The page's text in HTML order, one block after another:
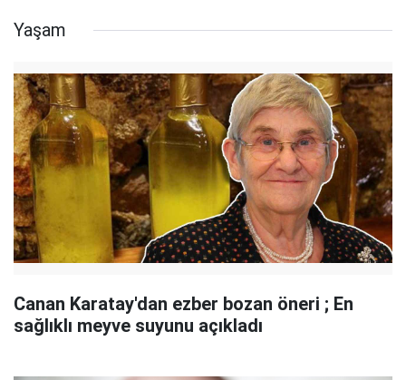
Yaşam
Canan Karatay'dan ezber bozan öneri ; En
sağlıklı meyve suyunu açıkladı